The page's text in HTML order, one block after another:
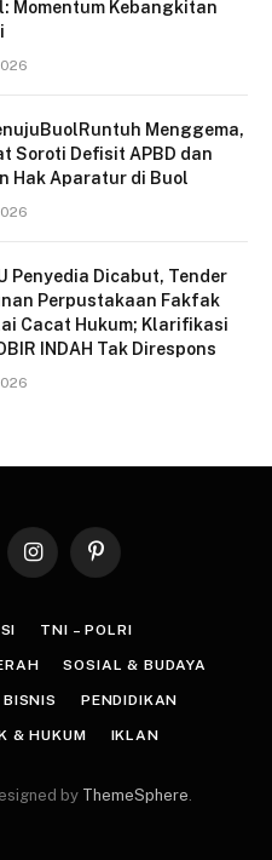
Momentum Kebangkitan
Menggema,
Soroti Defisit APBD dan
Hak Aparatur di Buol
Penyedia Dicabut, Tender
Perpustakaan Fakfak
Cacat Hukum; Klarifikasi
INDAH Tak Direspons
InstagramPinterest
TNI – POLRI
SOSIAL & BUDAYA
PENDIDIKAN
& HUKUM IKLAN
by ThemeSphere.